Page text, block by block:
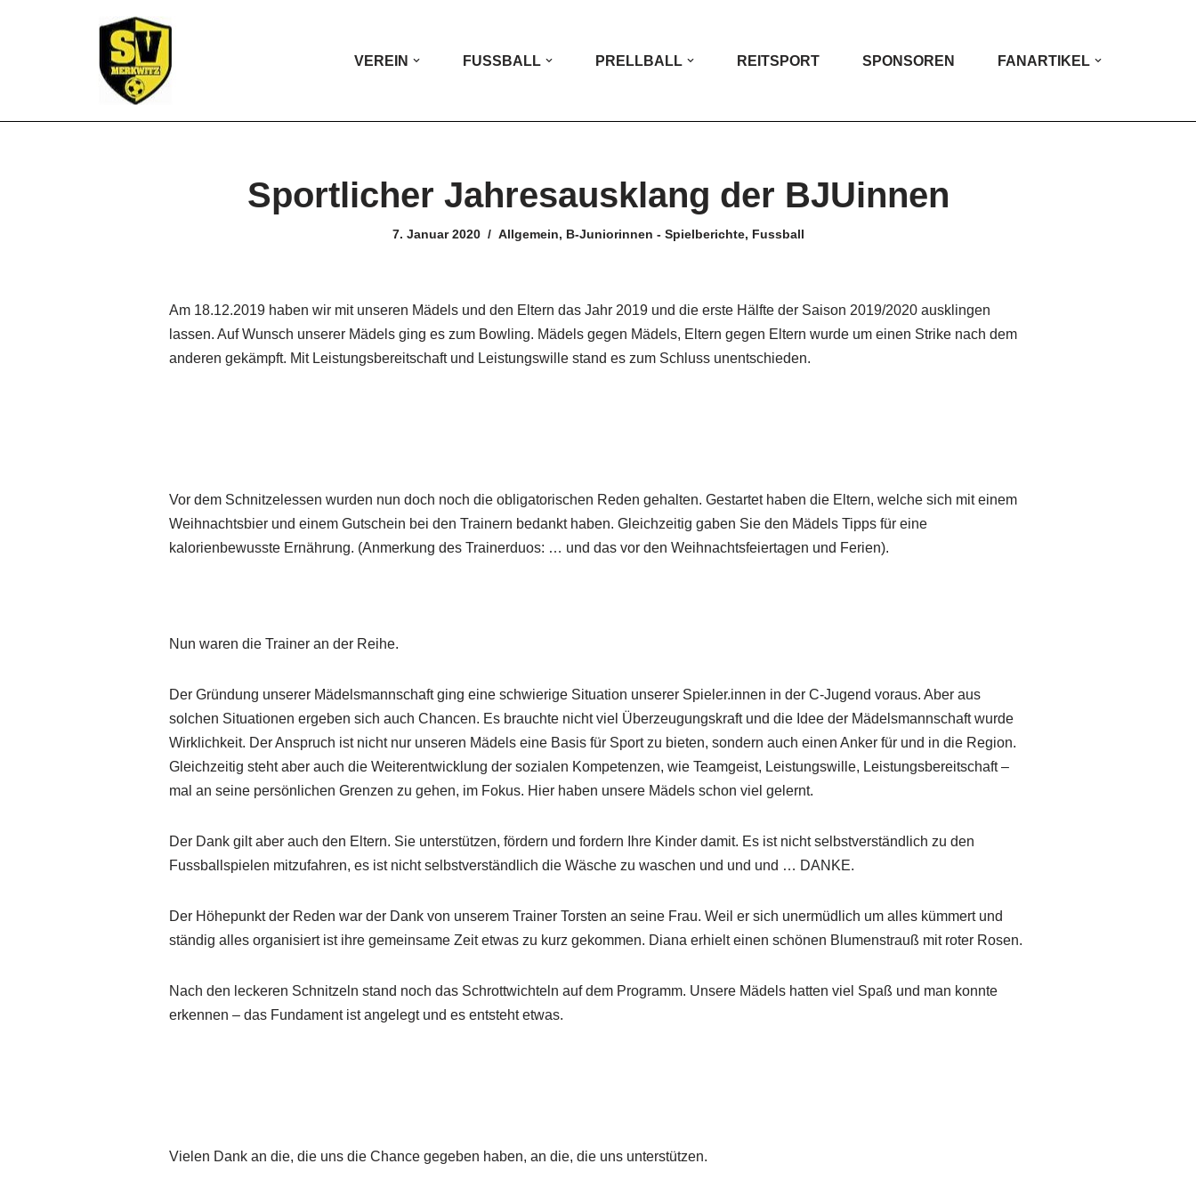
VEREIN FUSSBALL PRELLBALL REITSPORT SPONSOREN FANARTIKEL
Sportlicher Jahresausklang der BJUinnen
7. Januar 2020 Allgemein, B-Juniorinnen - Spielberichte, Fussball
Am 18.12.2019 haben wir mit unseren Mädels und den Eltern das Jahr 2019 und die erste Hälfte der Saison 2019/2020 ausklingen
lassen. Auf Wunsch unserer Mädels ging es zum Bowling. Mädels gegen Mädels, Eltern gegen Eltern wurde um einen Strike nach dem
anderen gekämpft. Mit Leistungsbereitschaft und Leistungswille stand es zum Schluss unentschieden.
Vor dem Schnitzelessen wurden nun doch noch die obligatorischen Reden gehalten. Gestartet haben die Eltern, welche sich mit einem
Weihnachtsbier und einem Gutschein bei den Trainern bedankt haben. Gleichzeitig gaben Sie den Mädels Tipps für eine
kalorienbewusste Ernährung. (Anmerkung des Trainerduos: … und das vor den Weihnachtsfeiertagen und Ferien).
Nun waren die Trainer an der Reihe.
Der Gründung unserer Mädelsmannschaft ging eine schwierige Situation unserer Spieler.innen in der C-Jugend voraus. Aber aus
solchen Situationen ergeben sich auch Chancen. Es brauchte nicht viel Überzeugungskraft und die Idee der Mädelsmannschaft wurde
Wirklichkeit. Der Anspruch ist nicht nur unseren Mädels eine Basis für Sport zu bieten, sondern auch einen Anker für und in die Region.
Gleichzeitig steht aber auch die Weiterentwicklung der sozialen Kompetenzen, wie Teamgeist, Leistungswille, Leistungsbereitschaft –
mal an seine persönlichen Grenzen zu gehen, im Fokus. Hier haben unsere Mädels schon viel gelernt.
Der Dank gilt aber auch den Eltern. Sie unterstützen, fördern und fordern Ihre Kinder damit. Es ist nicht selbstverständlich zu den
Fussballspielen mitzufahren, es ist nicht selbstverständlich die Wäsche zu waschen und und und … DANKE.
Der Höhepunkt der Reden war der Dank von unserem Trainer Torsten an seine Frau. Weil er sich unermüdlich um alles kümmert und
ständig alles organisiert ist ihre gemeinsame Zeit etwas zu kurz gekommen. Diana erhielt einen schönen Blumenstrauß mit roter Rosen.
Nach den leckeren Schnitzeln stand noch das Schrottwichteln auf dem Programm. Unsere Mädels hatten viel Spaß und man konnte
erkennen – das Fundament ist angelegt und es entsteht etwas.
Vielen Dank an die, die uns die Chance gegeben haben, an die, die uns unterstützen.